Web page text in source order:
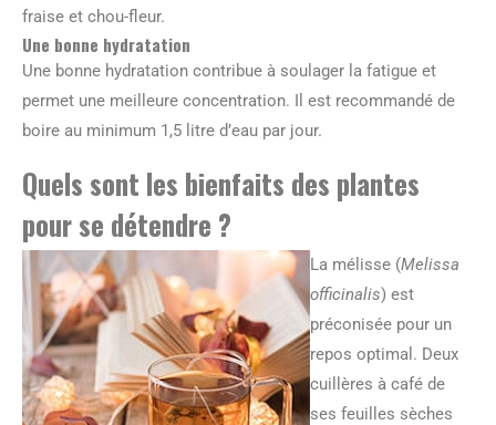
fraise et chou-fleur.
Une bonne hydratation
Une bonne hydratation contribue à soulager la fatigue et
permet une meilleure concentration. Il est recommandé de
boire au minimum 1,5 litre d’eau par jour.
Quels sont les bienfaits des plantes
pour se détendre ?
La mélisse (Melissa
officinalis) est
préconisée pour un
repos optimal. Deux
cuillères à café de
ses feuilles sèches